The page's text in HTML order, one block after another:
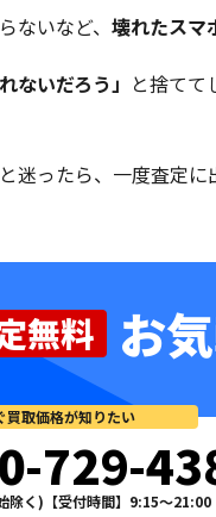
ないなど、 壊れたスマ
ないだろう」 と捨てて
と迷ったら、一度査定に
無料 お
買取価格が知りたい
729-
除く)【受付時間】9:15～21:00